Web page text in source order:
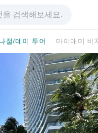
절/데이 투어 마이애미 비